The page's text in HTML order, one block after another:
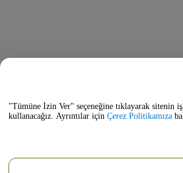
"Tümüne İzin Ver" seçeneğine tıklayarak sitenin
kullanacağız. Ayrıntılar için Çerez Politikamıza